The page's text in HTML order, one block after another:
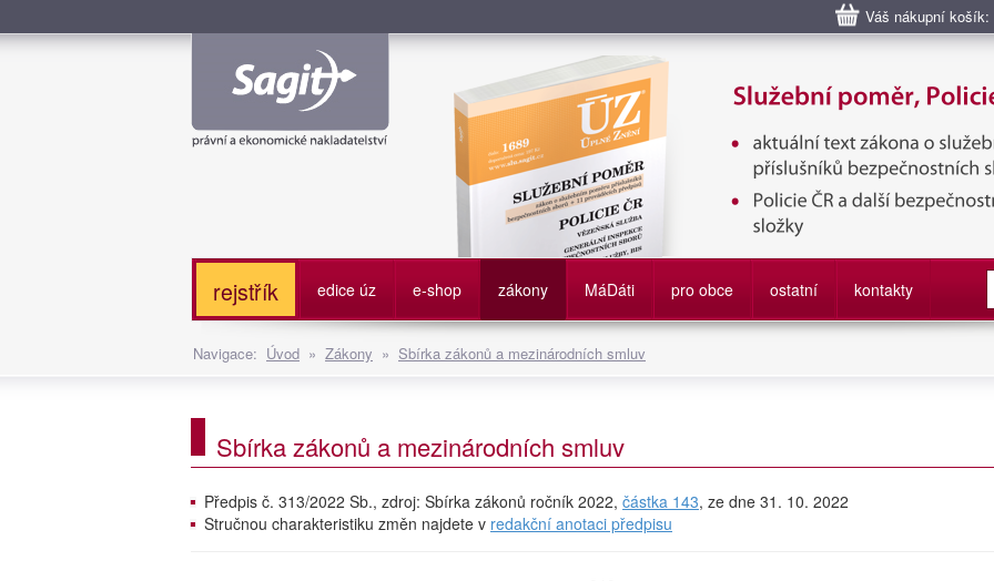
Váš nákupní
Služební poměr příslušníků bezpečnostních sborů, Policie ČR, Vězeňská
služby
rejstřík edice úz e-shop zákony MáDáti pro obce ostatní kontakty
Navigace: Úvod » Zákony » Sbírka zákonů a mezinárodních smluv
Sbírka zákonů a mezinárodních smluv
Předpis č. 313/2022 Sb., zdroj: Sbírka zákonů ročník 2022, částka 143, ze dne 31. 10. 2022
Stručnou charakteristiku změn najdete v redakční anotaci předpisu